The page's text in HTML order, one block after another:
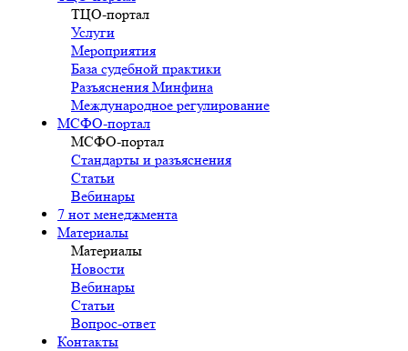
ТЦО-портал
Услуги
Мероприятия
База судебной практики
Разъяснения Минфина
Международное регулирование
МСФО-портал
МСФО-портал
Стандарты и разъяснения
Статьи
Вебинары
7 нот менеджмента
Материалы
Материалы
Новости
Вебинары
Статьи
Вопрос-ответ
Контакты